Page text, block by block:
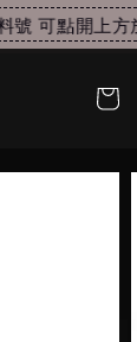
可點開上方